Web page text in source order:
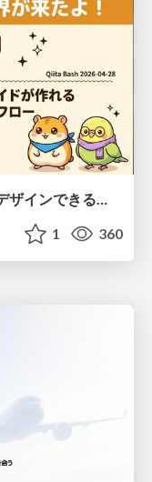
エンジニアがAI活用してスライドデザインできる世界が来たよ！
1 360